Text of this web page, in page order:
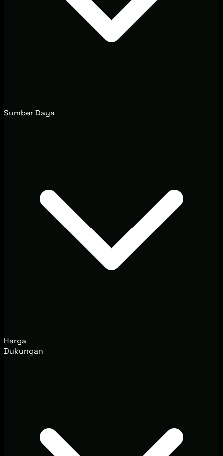
Sumber Daya
Harga
Dukungan